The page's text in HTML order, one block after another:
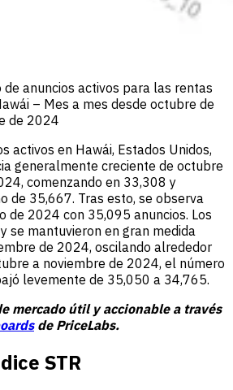
de anuncios activos para las rentas
– Mes a mes desde octubre de
de 2024
activos en Hawái, Estados Unidos,
generalmente creciente de octubre
comenzando en 33,308 y
de 35,667. Tras esto, se observa
de 2024 con 35,095 anuncios. Los
se mantuvieron en gran medida
de 2024, oscilando alrededor
a noviembre de 2024, el número
levemente de 35,050 a 34,765.
mercado útil y accionable a través
de PriceLabs.
STR